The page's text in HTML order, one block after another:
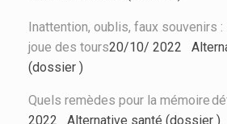
Inattention, oublis, faux souvenirs
joue des tours20/10/ 2022
(dossier )
Quels remèdes pour la mémoire
2022 Alternative santé (dossier )